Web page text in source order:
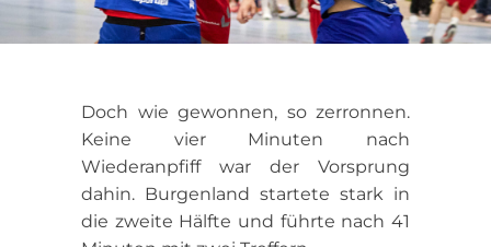
Doch wie gewonnen, so zerronnen.
Keine vier Minuten nach
Wiederanpfiff war der Vorsprung
dahin. Burgenland startete stark in
die zweite Hälfte und führte nach 41